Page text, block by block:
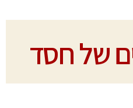
של חסד